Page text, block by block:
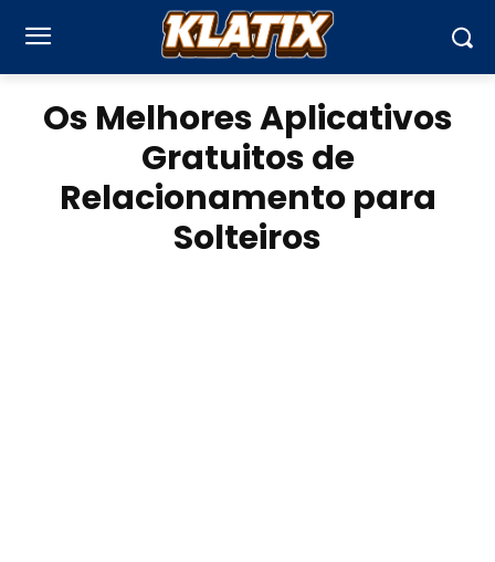
Os Melhores Aplicativos
Gratuitos de
Relacionamento para
Solteiros